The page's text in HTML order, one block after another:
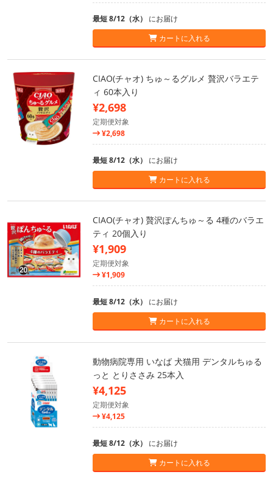
最短 8/12（水） にお届け
カートに入れる
CIAO(チャオ) ちゅ～るグルメ 贅沢バラエテ
ィ 60本入り
¥2,698
定期便対象
¥2,698
最短 8/12（水） にお届け
カートに入れる
CIAO(チャオ) 贅沢ぽんちゅ～る 4種のバラエ
ティ 20個入り
¥1,909
定期便対象
¥1,909
最短 8/12（水） にお届け
カートに入れる
動物病院専用 いなば 犬猫用 デンタルちゅる
っと とりささみ 25本入
¥4,125
定期便対象
¥4,125
最短 8/12（水） にお届け
カートに入れる